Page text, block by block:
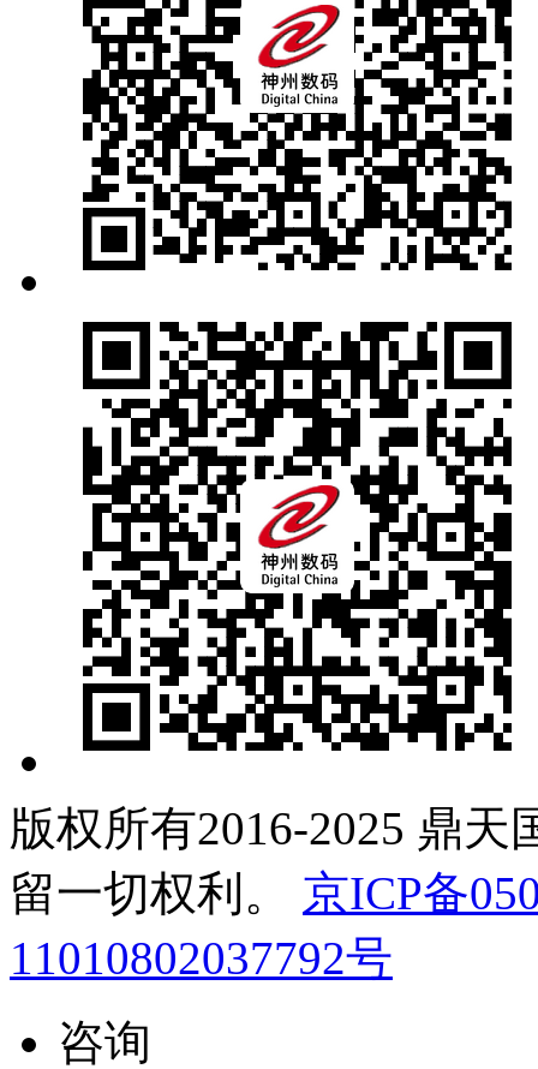
版权所有2016-2025 鼎天
留一切权利。
京ICP备
11010802037792号
咨询